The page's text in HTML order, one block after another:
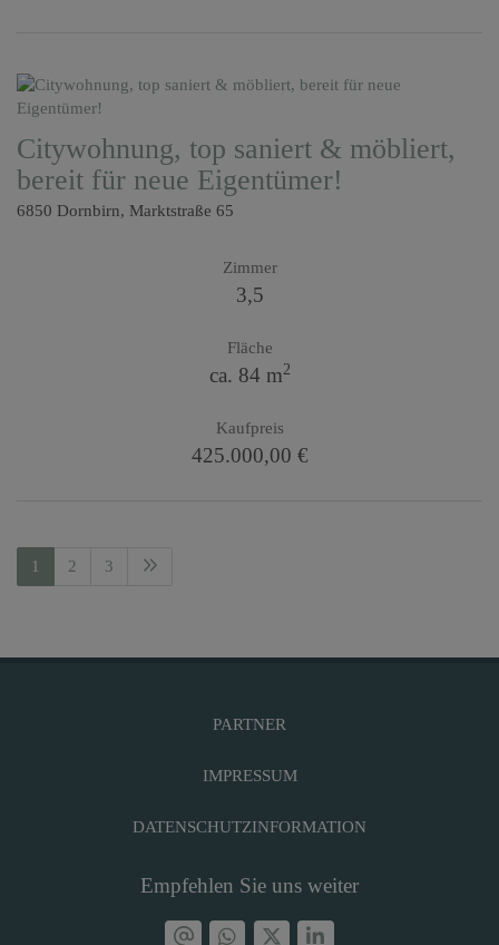
Citywohnung, top saniert & möbliert,
bereit für neue Eigentümer!
6850 Dornbirn, Marktstraße 65
Zimmer
3,5
Fläche
ca. 84 m2
Kaufpreis
425.000,00 €
1 2 3
PARTNER
IMPRESSUM
DATENSCHUTZINFORMATION
Empfehlen Sie uns weiter